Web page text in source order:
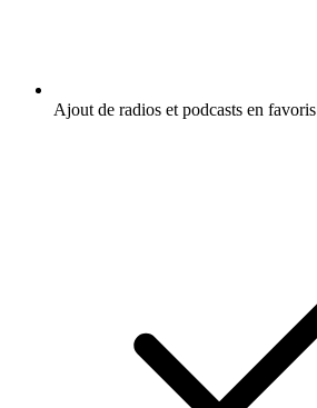
Ajout de radios et podcasts en favoris